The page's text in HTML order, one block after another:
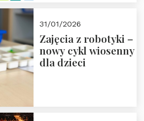
31/01/2026
Zajęcia z robotyki –
nowy cykl wiosenny
dla dzieci